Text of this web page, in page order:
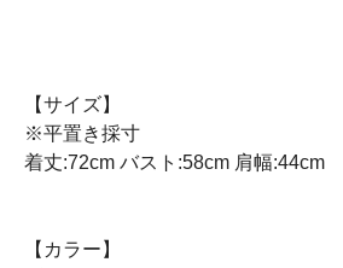
【サイズ】
※平置き採寸
着丈:72cm バスト:58cm 肩幅:44cm
【カラー】